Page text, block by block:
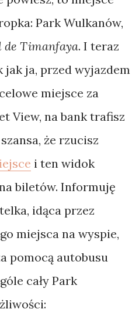
Park Wulkanów,
de Timanfaya. I teraz
jak ja, przed wyjazdem
miejsce za
View, na bank trafisz
że rzucisz
i ten widok
biletów. Informuję
idąca przez
miejsca na wyspie,
pomocą autobusu
cały Park